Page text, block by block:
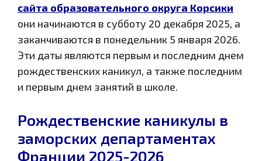
сайта образовательного округа Корсики
они начинаются в субботу 20 декабря 2025, а
заканчиваются в понедельник 5 января 2026.
Эти даты являются первым и последним днем
рождественских каникул, а также последним
и первым днем занятий в школе.
Рождественские каникулы в
заморских департаментах
Франции 2025-2026